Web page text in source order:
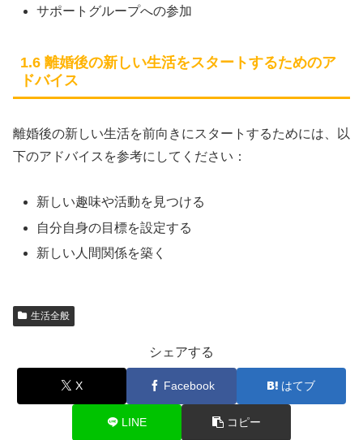
サポートグループへの参加
1.6 離婚後の新しい生活をスタートするためのア
ドバイス
離婚後の新しい生活を前向きにスタートするためには、以
下のアドバイスを参考にしてください：
新しい趣味や活動を見つける
自分自身の目標を設定する
新しい人間関係を築く
生活全般
シェアする
X Facebook はてブ
LINE コピー